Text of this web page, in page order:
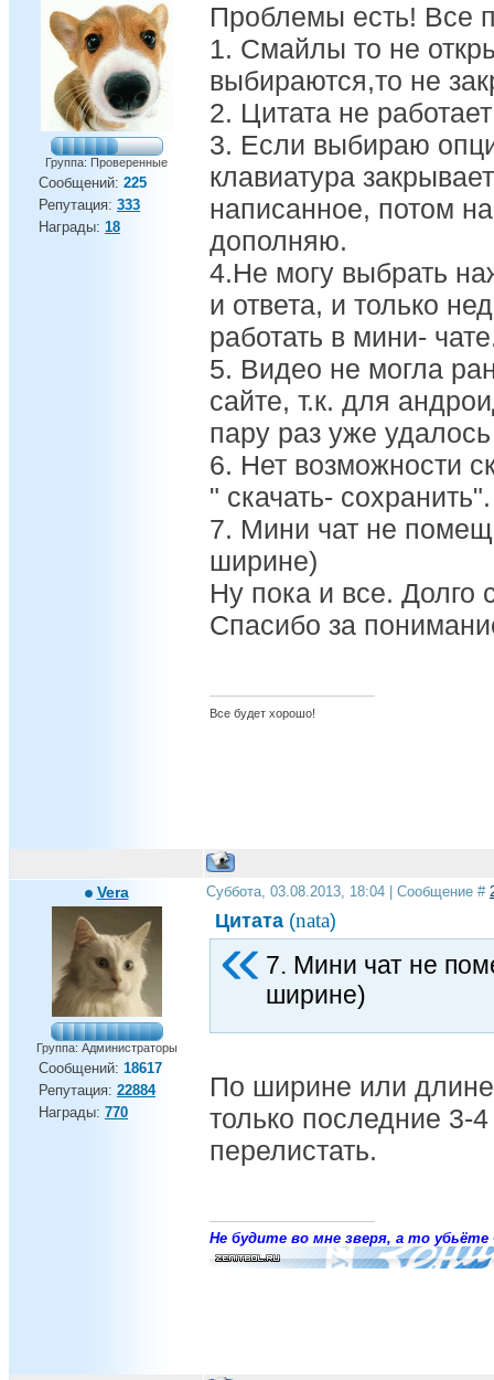
Группа: Проверенные
Сообщений: 225
Репутация: 333
Награды: 18
Проблемы есть! Все
1. Смайлы то не
выбираются,то не
2. Цитата не
3. Если выбираю
клавиатура
написанное, потом
дополняю.
4.Не могу выбрать
и ответа, и только
работать в мини-
5. Видео не могла
сайте, т.к. для
пару раз уже
6. Нет возможности
" скачать- сохранить".
7. Мини чат не
ширине)
Ну пока и все. Долго
Спасибо за
Все будет хорошо!
Vera
Группа: Администраторы
Сообщений: 18617
Репутация: 22884
Награды: 770
Суббота, 03.08.2013, 18:04 | Сообщение #
Цитата (nata)
7. Мини чат не
ширине)
По ширине или
только последние 3-
перелистать.
Не будите во мне зверя, а то убьёте